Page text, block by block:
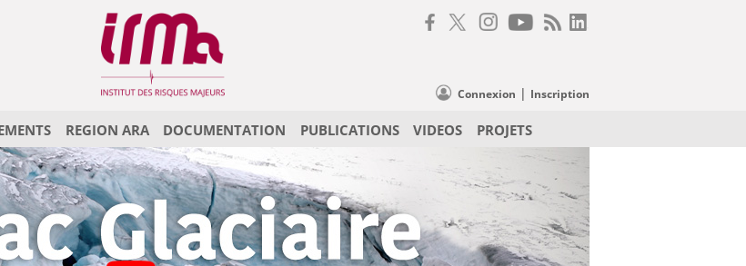
Connexion | Inscription
REGION ARA DOCUMENTATION PUBLICATIONS VIDEOS PROJETS